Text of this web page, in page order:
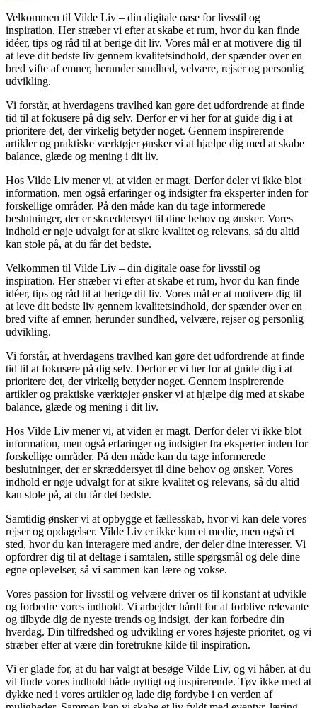
Velkommen til Vilde Liv – din digitale oase for livsstil og
inspiration. Her stræber vi efter at skabe et rum, hvor du kan finde
idéer, tips og råd til at berige dit liv. Vores mål er at motivere dig til
at leve dit bedste liv gennem kvalitetsindhold, der spænder over en
bred vifte af emner, herunder sundhed, velvære, rejser og personlig
udvikling.
Vi forstår, at hverdagens travlhed kan gøre det udfordrende at finde
tid til at fokusere på dig selv. Derfor er vi her for at guide dig i at
prioritere det, der virkelig betyder noget. Gennem inspirerende
artikler og praktiske værktøjer ønsker vi at hjælpe dig med at skabe
balance, glæde og mening i dit liv.
Hos Vilde Liv mener vi, at viden er magt. Derfor deler vi ikke blot
information, men også erfaringer og indsigter fra eksperter inden for
forskellige områder. På den måde kan du tage informerede
beslutninger, der er skræddersyet til dine behov og ønsker. Vores
indhold er nøje udvalgt for at sikre kvalitet og relevans, så du altid
kan stole på, at du får det bedste.
Velkommen til Vilde Liv – din digitale oase for livsstil og
inspiration. Her stræber vi efter at skabe et rum, hvor du kan finde
idéer, tips og råd til at berige dit liv. Vores mål er at motivere dig til
at leve dit bedste liv gennem kvalitetsindhold, der spænder over en
bred vifte af emner, herunder sundhed, velvære, rejser og personlig
udvikling.
Vi forstår, at hverdagens travlhed kan gøre det udfordrende at finde
tid til at fokusere på dig selv. Derfor er vi her for at guide dig i at
prioritere det, der virkelig betyder noget. Gennem inspirerende
artikler og praktiske værktøjer ønsker vi at hjælpe dig med at skabe
balance, glæde og mening i dit liv.
Hos Vilde Liv mener vi, at viden er magt. Derfor deler vi ikke blot
information, men også erfaringer og indsigter fra eksperter inden for
forskellige områder. På den måde kan du tage informerede
beslutninger, der er skræddersyet til dine behov og ønsker. Vores
indhold er nøje udvalgt for at sikre kvalitet og relevans, så du altid
kan stole på, at du får det bedste.
Samtidig ønsker vi at opbygge et fællesskab, hvor vi kan dele vores
rejser og opdagelser. Vilde Liv er ikke kun et medie, men også et
sted, hvor du kan interagere med andre, der deler dine interesser. Vi
opfordrer dig til at deltage i samtalen, stille spørgsmål og dele dine
egne oplevelser, så vi sammen kan lære og vokse.
Vores passion for livsstil og velvære driver os til konstant at udvikle
og forbedre vores indhold. Vi arbejder hårdt for at forblive relevante
og tilbyde dig de nyeste trends og indsigt, der kan forbedre din
hverdag. Din tilfredshed og udvikling er vores højeste prioritet, og vi
stræber efter at være din foretrukne kilde til inspiration.
Vi er glade for, at du har valgt at besøge Vilde Liv, og vi håber, at du
vil finde vores indhold både nyttigt og inspirerende. Tøv ikke med at
dykke ned i vores artikler og lade dig fordybe i en verden af